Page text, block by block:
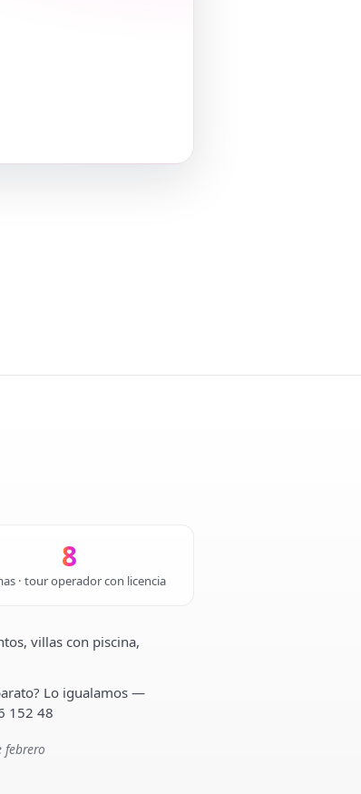
8
· tour operador con licencia
villas con piscina,
Lo igualamos —
152 48
febrero